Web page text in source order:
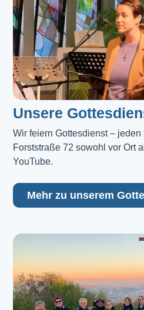
Unsere
Wir feiern Gottesdienst –
Forststraße 72 sowohl vor Ort
YouTube.
Mehr zu unserem